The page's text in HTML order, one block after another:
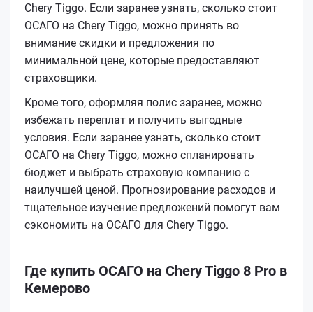
Chery Tiggo. Если заранее узнать, сколько стоит
ОСАГО на Chery Tiggo, можно принять во
внимание скидки и предложения по
минимальной цене, которые предоставляют
страховщики.
Кроме того, оформляя полис заранее, можно
избежать переплат и получить выгодные
условия. Если заранее узнать, сколько стоит
ОСАГО на Chery Tiggo, можно спланировать
бюджет и выбрать страховую компанию с
наилучшей ценой. Прогнозирование расходов и
тщательное изучение предложений помогут вам
сэкономить на ОСАГО для Chery Tiggo.
Где купить ОСАГО на Chery Tiggo 8 Pro в
Кемерово